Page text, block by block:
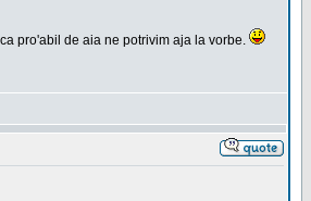
pro'abil de aia ne potrivim aja la vorbe.